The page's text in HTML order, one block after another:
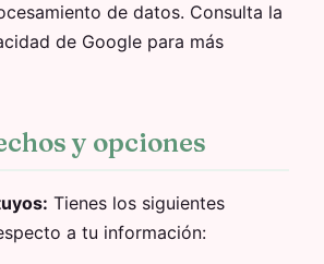
de datos. Consulta la
de Google para más
y opciones
Tienes los siguientes
a tu información: